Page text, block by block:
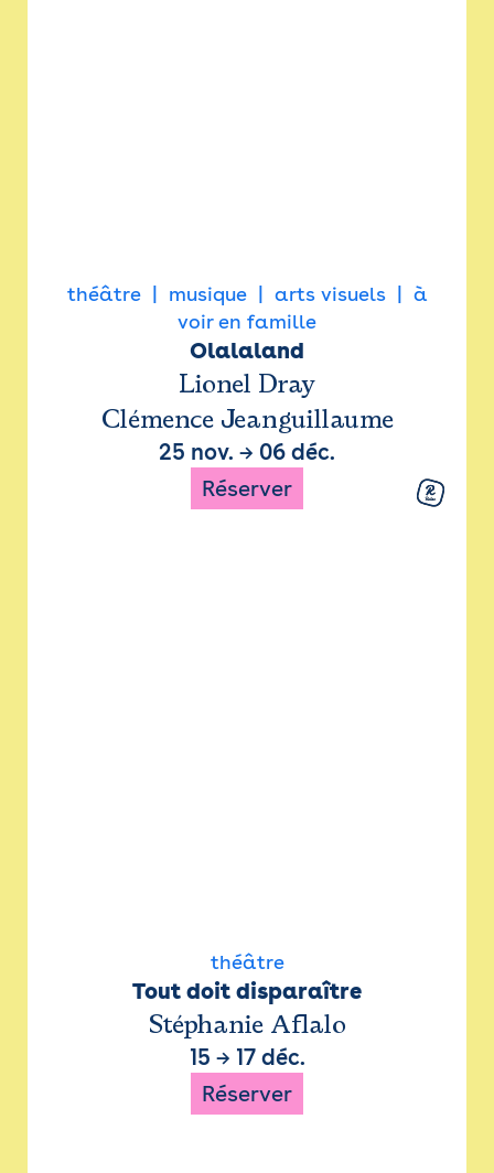
théâtre musique arts visuels
à
voir en famille
Olalaland
Lionel Dray
Clémence Jeanguillaume
25 nov. → 06 déc.
Réserver
théâtre
Tout doit disparaître
Stéphanie Aflalo
15 → 17 déc.
Réserver